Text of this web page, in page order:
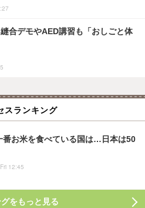
合デモやAED講習も「おしごと体
スランキング
番お米を食べている国は…日本は50
12:45
をもっと見る